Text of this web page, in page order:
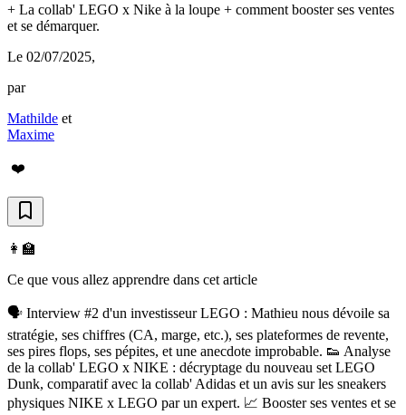
+ La collab' LEGO x Nike à la loupe + comment booster ses ventes
et se démarquer.
Le 02/07/2025,
par
Mathilde et
Maxime
❤️
👩‍🏫
Ce que vous allez apprendre dans cet article
🗣️ Interview #2 d'un investisseur LEGO : Mathieu nous dévoile sa
stratégie, ses chiffres (CA, marge, etc.), ses plateformes de revente,
ses pires flops, ses pépites, et une anecdote improbable. 👟 Analyse
de la collab' LEGO x NIKE : décryptage du nouveau set LEGO
Dunk, comparatif avec la collab' Adidas et un avis sur les sneakers
physiques NIKE x LEGO par un expert. 📈 Booster ses ventes et se